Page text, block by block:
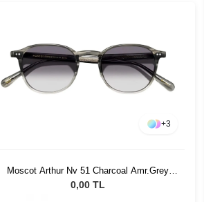
+3
Moscot Arthur Nv 51 Charcoal Amr.Grey
Fade
0,00 TL